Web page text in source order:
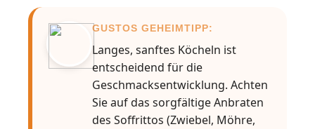
GUSTOS GEHEIMTIPP:
Langes, sanftes Köcheln ist
entscheidend für die
Geschmacksentwicklung. Achten
Sie auf das sorgfältige Anbraten
des Soffrittos (Zwiebel, Möhre,